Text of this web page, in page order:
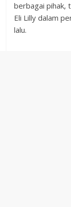
berbagai pihak,
Eli Lilly dalam
lalu.